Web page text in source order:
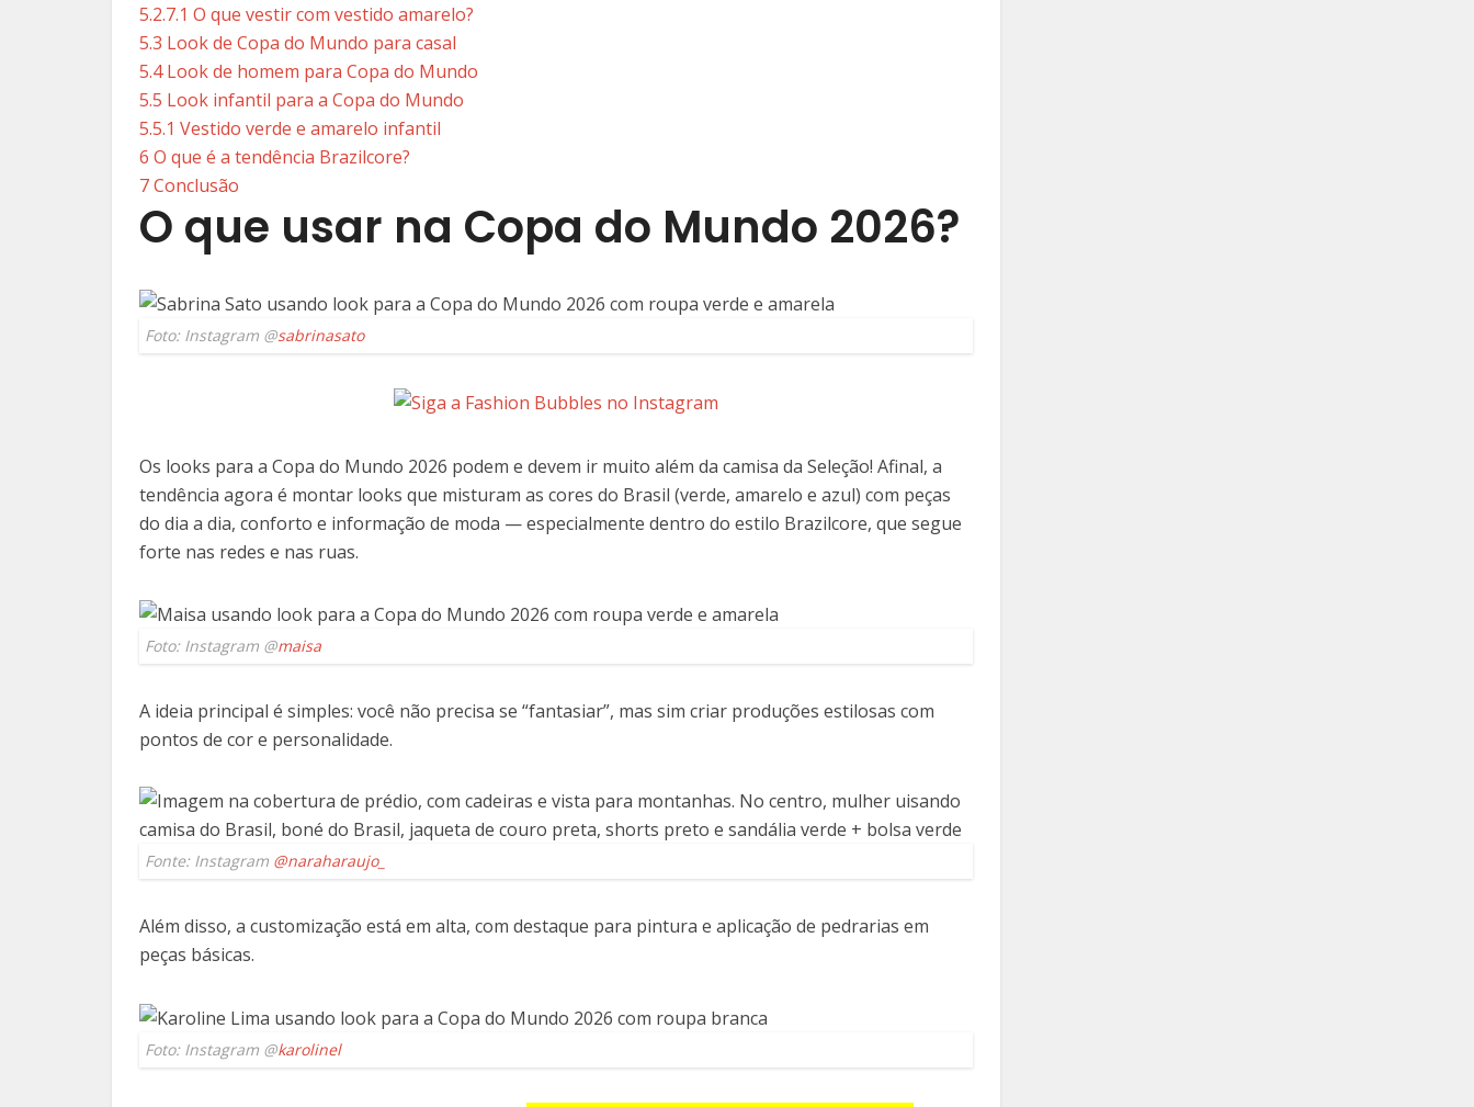
5.2.7.1 O que vestir com vestido amarelo?
5.3 Look de Copa do Mundo para casal
5.4 Look de homem para Copa do Mundo
5.5 Look infantil para a Copa do Mundo
5.5.1 Vestido verde e amarelo infantil
6 O que é a tendência Brazilcore?
7Conclusão
O que usar na Copa do Mundo 2026?
Foto: Instagram @sabrinasato
Os looks para a Copa do Mundo 2026 podem e devem ir muito além da camisa da Seleção! Afinal, a
tendência agora é montar looks que misturam as cores do Brasil (verde, amarelo e azul) com peças
do dia a dia, conforto e informação de moda — especialmente dentro do estilo Brazilcore, que segue
forte nas redes e nas ruas.
Foto: Instagram @maisa
A ideia principal é simples: você não precisa se “fantasiar”, mas sim criar produções estilosas com
pontos de cor e personalidade.
Fonte: Instagram @naraharaujo_
Além disso, a customização está em alta, com destaque para pintura e aplicação de pedrarias em
peças básicas.
Foto: Instagram @karolinel